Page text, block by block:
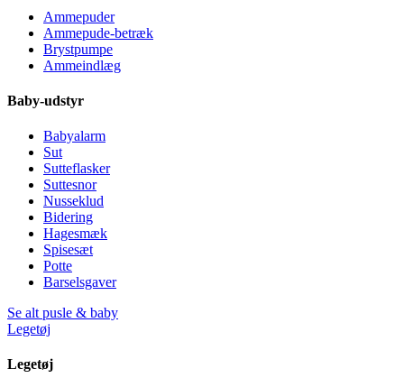
Ammepuder
Ammepude-betræk
Brystpumpe
Ammeindlæg
Baby-udstyr
Babyalarm
Sut
Sutteflasker
Suttesnor
Nusseklud
Bidering
Hagesmæk
Spisesæt
Potte
Barselsgaver
Se alt pusle & baby
Legetøj
Legetøj